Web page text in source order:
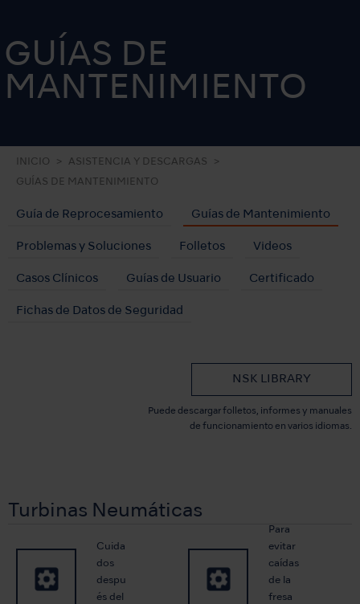
GUÍAS DE
MANTENIMIENTO
INICIO ASISTENCIA Y DESCARGAS
GUÍAS DE MANTENIMIENTO
Guía de Reprocesamiento Guías de Mantenimiento
Problemas y Soluciones Folletos Videos
Casos Clínicos Guías de Usuario Certificado
Fichas de Datos de Seguridad
NSK LIBRARY
Puede descargar folletos, informes y manuales
de funcionamiento en varios idiomas.
Turbinas Neumáticas
Cuida
dos
despu
és del
Para
evitar
caídas
de la
fresa